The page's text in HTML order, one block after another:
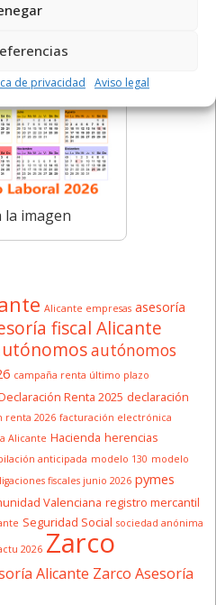
de privacidad Aviso legal
Laboral 2026
la imagen
Alicante empresas asesoría
fiscal Alicante
autónomos
campaña renta último plazo
Renta 2025 declaración
renta 2026 facturación electrónica
Alicante Hacienda herencias
anticipada modelo 130 modelo
fiscales junio 2026 pymes
Valenciana registro mercantil
Seguridad Social sociedad anónima
2026 Zarco
Alicante Zarco Asesoría